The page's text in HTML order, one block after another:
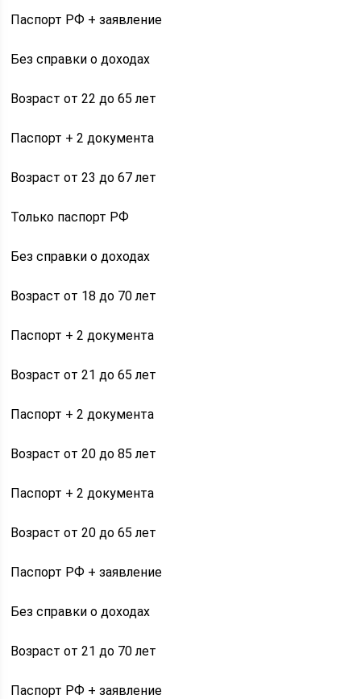
Паспорт РФ + заявление
Без справки о доходах
Возраст от 22 до 65 лет
Паспорт + 2 документа
Возраст от 23 до 67 лет
Только паспорт РФ
Без справки о доходах
Возраст от 18 до 70 лет
Паспорт + 2 документа
Возраст от 21 до 65 лет
Паспорт + 2 документа
Возраст от 20 до 85 лет
Паспорт + 2 документа
Возраст от 20 до 65 лет
Паспорт РФ + заявление
Без справки о доходах
Возраст от 21 до 70 лет
Паспорт РФ + заявление